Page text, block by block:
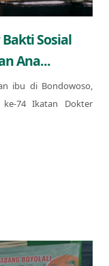
Sosial
Ana...
ibu di Bondowoso,
74 Ikatan Dokter